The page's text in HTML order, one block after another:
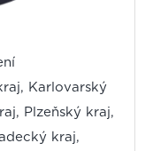
Karlovarský
Plzeňský kraj,
kraj,